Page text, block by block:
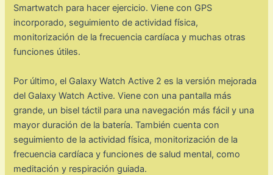
Smartwatch para hacer ejercicio. Viene con GPS
incorporado, seguimiento de actividad física,
monitorización de la frecuencia cardíaca y muchas otras
funciones útiles.
Por último, el Galaxy Watch Active 2 es la versión mejorada
del Galaxy Watch Active. Viene con una pantalla más
grande, un bisel táctil para una navegación más fácil y una
mayor duración de la batería. También cuenta con
seguimiento de la actividad física, monitorización de la
frecuencia cardíaca y funciones de salud mental, como
meditación y respiración guiada.